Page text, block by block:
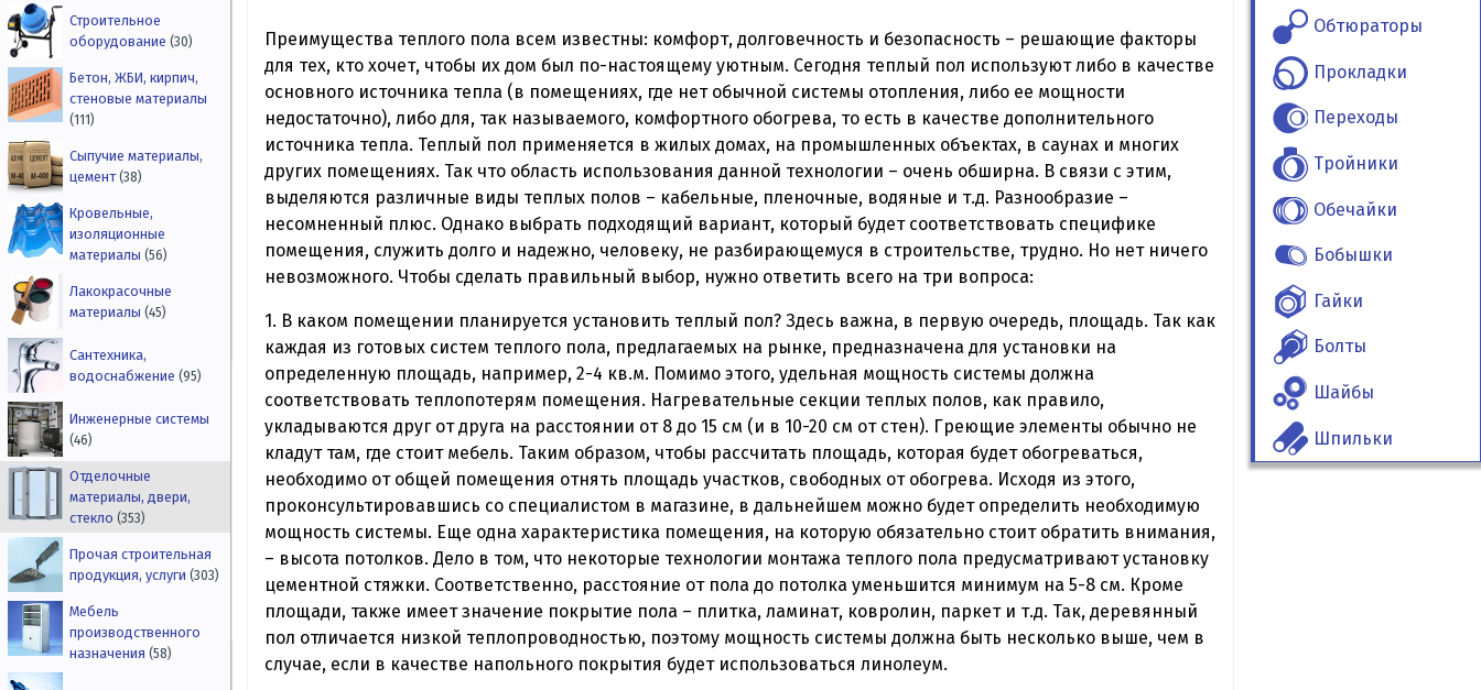
Строительное
оборудование(30)
Бетон, ЖБИ, кирпич,
стеновые материалы
(111)
Сыпучие материалы,
цемент(38)
Кровельные,
изоляционные
материалы(56)
Лакокрасочные
материалы(45)
Сантехника,
водоснабжение(95)
Инженерные системы
(46)
Отделочные
материалы, двери,
стекло(353)
Прочая строительная
продукция, услуги(303)
Мебель
производственного
назначения(58)
Преимущества теплого пола всем известны: комфорт, долговечность и безопасность – решающие факторы
для тех, кто хочет, чтобы их дом был по-настоящему уютным. Сегодня теплый пол используют либо в качестве
основного источника тепла (в помещениях, где нет обычной системы отопления, либо ее мощности
недостаточно), либо для, так называемого, комфортного обогрева, то есть в качестве дополнительного
источника тепла. Теплый пол применяется в жилых домах, на промышленных объектах, в саунах и многих
других помещениях. Так что область использования данной технологии – очень обширна. В связи с этим,
выделяются различные виды теплых полов – кабельные, пленочные, водяные и т.д. Разнообразие –
несомненный плюс. Однако выбрать подходящий вариант, который будет соответствовать специфике
помещения, служить долго и надежно, человеку, не разбирающемуся в строительстве, трудно. Но нет ничего
невозможного. Чтобы сделать правильный выбор, нужно ответить всего на три вопроса:
1. В каком помещении планируется установить теплый пол? Здесь важна, в первую очередь, площадь. Так как
каждая из готовых систем теплого пола, предлагаемых на рынке, предназначена для установки на
определенную площадь, например, 2-4 кв.м. Помимо этого, удельная мощность системы должна
соответствовать теплопотерям помещения. Нагревательные секции теплых полов, как правило,
укладываются друг от друга на расстоянии от 8 до 15 см (и в 10-20 см от стен). Греющие элементы обычно не
кладут там, где стоит мебель. Таким образом, чтобы рассчитать площадь, которая будет обогреваться,
необходимо от общей помещения отнять площадь участков, свободных от обогрева. Исходя из этого,
проконсультировавшись со специалистом в магазине, в дальнейшем можно будет определить необходимую
мощность системы. Еще одна характеристика помещения, на которую обязательно стоит обратить внимания,
– высота потолков. Дело в том, что некоторые технологии монтажа теплого пола предусматривают установку
цементной стяжки. Соответственно, расстояние от пола до потолка уменьшится минимум на 5-8 см. Кроме
площади, также имеет значение покрытие пола – плитка, ламинат, ковролин, паркет и т.д. Так, деревянный
пол отличается низкой теплопроводностью, поэтому мощность системы должна быть несколько выше, чем в
случае, если в качестве напольного покрытия будет использоваться линолеум.
Обтюраторы
Прокладки
Переходы
Тройники
Обечайки
Бобышки
Гайки
Болты
Шайбы
Шпильки